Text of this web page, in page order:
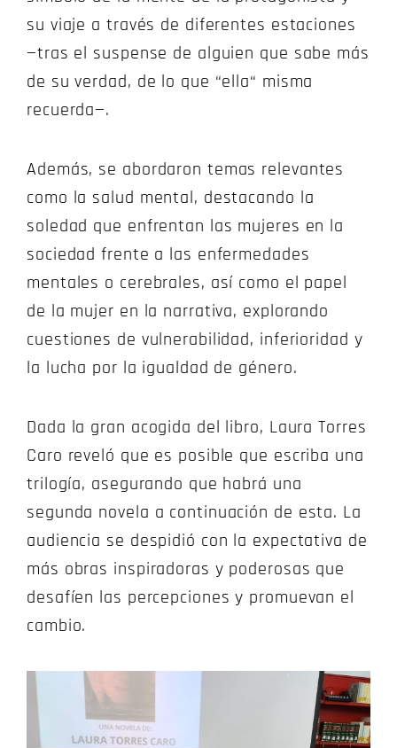
su viaje a través de diferentes estaciones
—tras el suspense de alguien que sabe más
de su verdad, de lo que “ella“ misma
recuerda—.
Además, se abordaron temas relevantes
como la salud mental, destacando la
soledad que enfrentan las mujeres en la
sociedad frente a las enfermedades
mentales o cerebrales, así como el papel
de la mujer en la narrativa, explorando
cuestiones de vulnerabilidad, inferioridad y
la lucha por la igualdad de género.
Dada la gran acogida del libro, Laura Torres
Caro reveló que es posible que escriba una
trilogía, asegurando que habrá una
segunda novela a continuación de esta. La
audiencia se despidió con la expectativa de
más obras inspiradoras y poderosas que
desafíen las percepciones y promuevan el
cambio.